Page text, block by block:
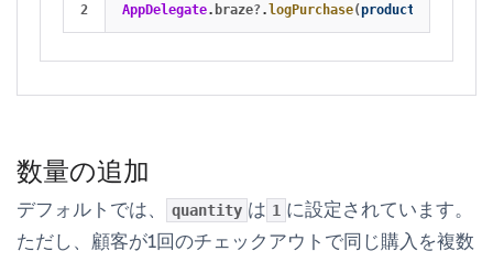
AppDelegate. braze?.logPurchase(productID
数量の追加
デフォルトでは、 quantity は 1 に設定されています。
ただし、顧客が1回のチェックアウトで同じ購入を複数